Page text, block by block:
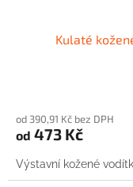
Kulaté
od 390,91 Kč bez DPH
od 473 Kč
Výstavní kožené